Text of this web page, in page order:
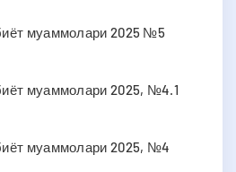
муаммолари 2025 №5
муаммолари 2025, №4.1
муаммолари 2025, №4